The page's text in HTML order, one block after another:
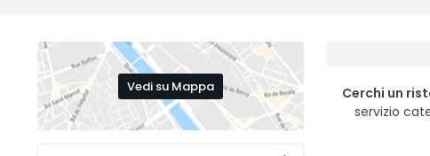
Vedi su Mappa Cerchi un
servizio